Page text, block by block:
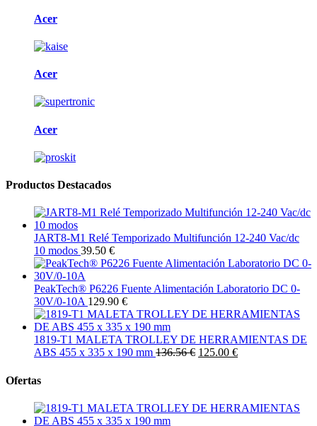
Acer
Acer
Acer
Productos Destacados
JART8-M1 Relé Temporizado Multifunción 12-240 Vac/dc
10 modos 39.50 €
PeakTech® P6226 Fuente Alimentación Laboratorio DC 0-
30V/0-10A 129.90 €
1819-T1 MALETA TROLLEY DE HERRAMIENTAS DE
ABS 455 x 335 x 190 mm 136.56 € 125.00 €
Ofertas